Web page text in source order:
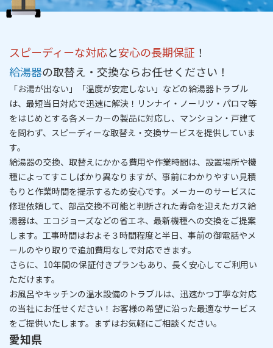
スピーディーな対応と安心の長期保証 ！
給湯器の取替え・交換ならお任せください！
「お湯が出ない」「温度が安定しない」などの給湯器トラブル
は、 最短当日対応で迅速に解決！リンナイ・ノーリツ・パロマ等
をはじめとする各メーカーの製品に対応し、マンション・戸建て
を問わず、 スピーディーな取替え・交換サービスを提供していま
す。
給湯器の交換、取替えにかかる費用や作業時間は、設置場所や機
種によってすこしばかり異なりますが、事前にわかりやすい見積
もりと作業時間を提示するため安心です。メーカーのサービスに
修理依頼して、部品交換不可能と判断された寿命を迎えたガス給
湯器は、エコジョーズなどの省エネ、最新機種への交換をご提案
します。工事時間はおよそ３時間程度と半日、事前の御電話やメ
ールのやり取りで追加費用なしで対応できます。
さらに、 10年間の保証付きプランもあり、長く安心してご利用い
ただけます。
​​​​​​​お風呂やキッチンの温水設備のトラブルは、迅速かつ丁寧な対応
の当社にお任せください！ お客様の希望に沿った最適なサービス
をご提供いたします。まずはお気軽にご相談ください。
愛知県